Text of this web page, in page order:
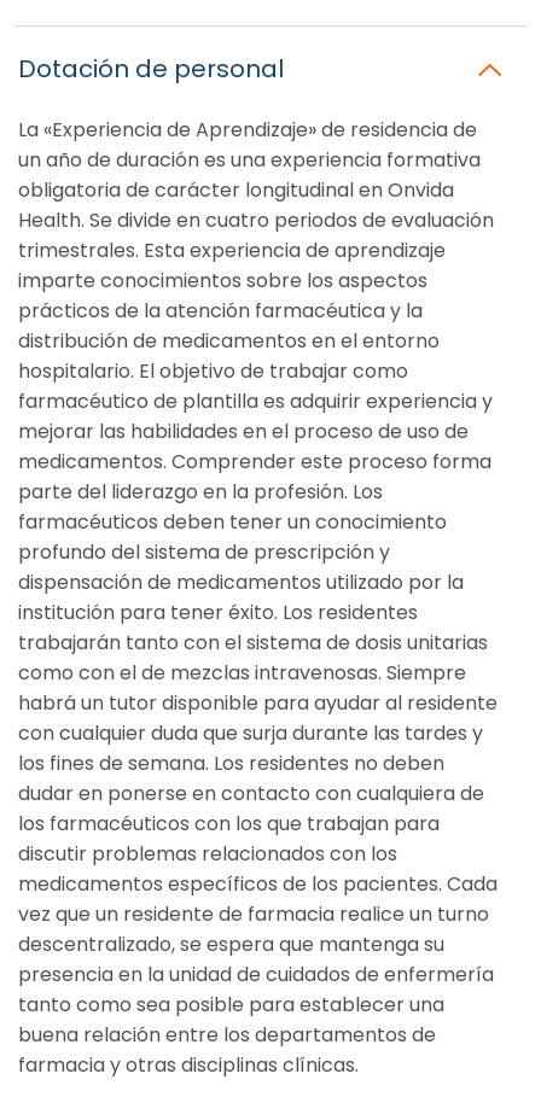
Dotación de personal
La «Experiencia de Aprendizaje» de residencia de
un año de duración es una experiencia formativa
obligatoria de carácter longitudinal en Onvida
Health. Se divide en cuatro periodos de evaluación
trimestrales. Esta experiencia de aprendizaje
imparte conocimientos sobre los aspectos
prácticos de la atención farmacéutica y la
distribución de medicamentos en el entorno
hospitalario. El objetivo de trabajar como
farmacéutico de plantilla es adquirir experiencia y
mejorar las habilidades en el proceso de uso de
medicamentos. Comprender este proceso forma
parte del liderazgo en la profesión. Los
farmacéuticos deben tener un conocimiento
profundo del sistema de prescripción y
dispensación de medicamentos utilizado por la
institución para tener éxito. Los residentes
trabajarán tanto con el sistema de dosis unitarias
como con el de mezclas intravenosas. Siempre
habrá un tutor disponible para ayudar al residente
con cualquier duda que surja durante las tardes y
los fines de semana. Los residentes no deben
dudar en ponerse en contacto con cualquiera de
los farmacéuticos con los que trabajan para
discutir problemas relacionados con los
medicamentos específicos de los pacientes. Cada
vez que un residente de farmacia realice un turno
descentralizado, se espera que mantenga su
presencia en la unidad de cuidados de enfermería
tanto como sea posible para establecer una
buena relación entre los departamentos de
farmacia y otras disciplinas clínicas.